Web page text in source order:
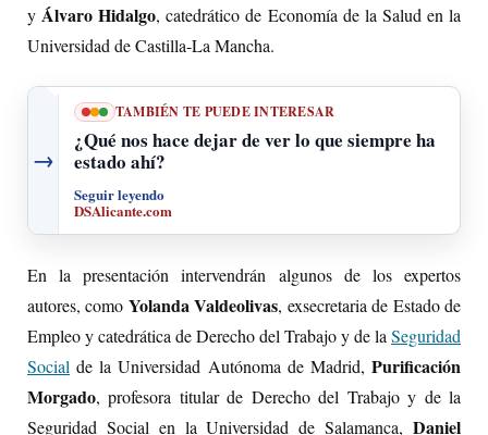
y Álvaro Hidalgo, catedrático de Economía de la Salud en la
Universidad de Castilla-La Mancha.
→
TAMBIÉN TE PUEDE INTERESAR
¿Qué nos hace dejar de ver lo que siempre ha
estado ahí?
Seguir leyendo
DSAlicante.com
En la presentación intervendrán algunos de los expertos
autores, como Yolanda Valdeolivas, exsecretaria de Estado de
Empleo y catedrática de Derecho del Trabajo y de la Seguridad
Social de la Universidad Autónoma de Madrid, Purificación
Morgado, profesora titular de Derecho del Trabajo y de la
Seguridad Social en la Universidad de Salamanca, Daniel